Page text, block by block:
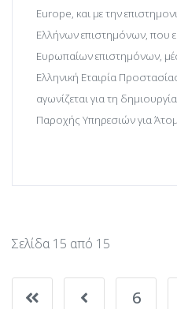
Europe, και με την
Ελλήνων επιστημόνων, που
Ευρωπαίων επιστημόνων,
Ελληνική Εταιρία
αγωνίζεται για τη
Παροχής Υπηρεσιών για
Σελίδα 15 από 15
6